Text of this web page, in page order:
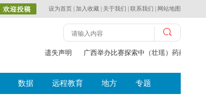
设为首页 加入收藏 关于我们 联系我们 网站地图
遗失声明 广西举办比赛探索中（壮瑶）药药膳食
数据 远程教育 地方 专题